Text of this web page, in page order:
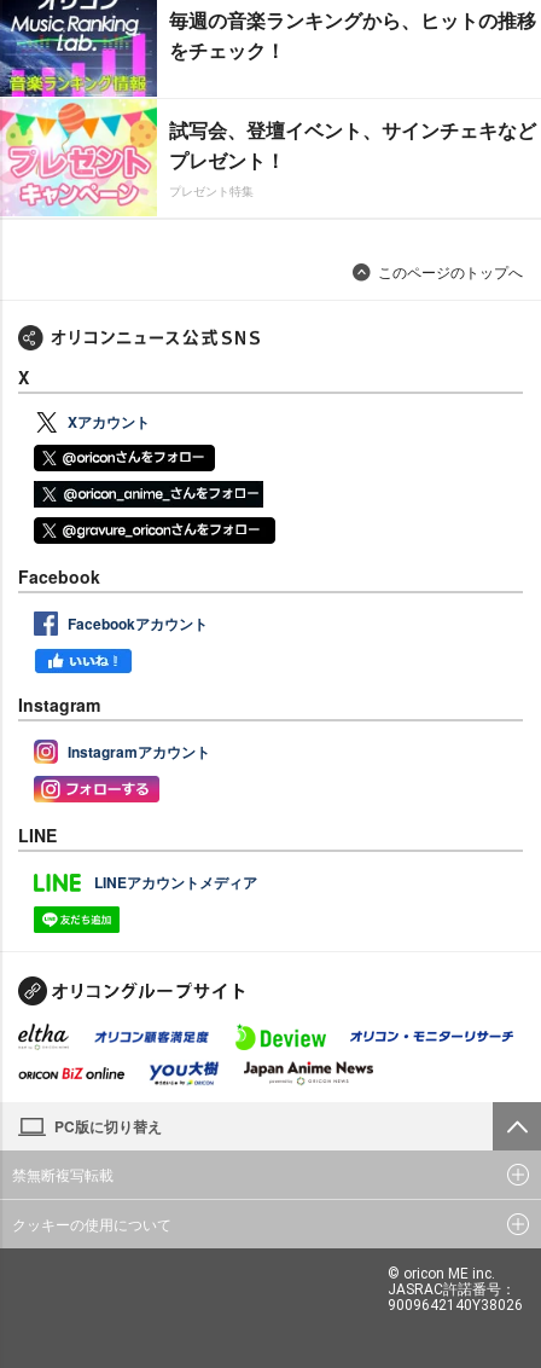
毎週の音楽ランキングから、ヒットの推移
をチェック！
試写会、登壇イベント、サインチェキなど
プレゼント！
プレゼント特集
このページのトップへ
X
Xアカウント
Facebook
Facebookアカウント
Instagram
Instagramアカウント
LINE
LINEアカウントメディア
PC版に切り替え
禁無断複写転載
クッキーの使用について
© oricon ME inc.
JASRAC許諾番号：
9009642140Y38026